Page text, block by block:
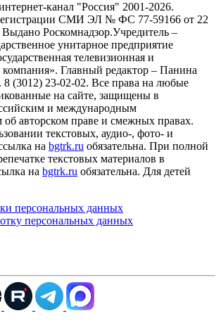
канал "Россия" 2001-2026.
СМИ ЭЛ № ФС 77-59166 от 22
Выдано Роскомнадзор.Учредитель –
унитарное предприятие
телевизионная и
компания». Главный редактор – Панина
8 (3012) 23-02-02. Все права на любые
на сайте, защищены в
и международным
об авторском праве и смежных правах.
текстовых, аудио-, фото- и
на bgtrk.ru обязательна. При полной
текстовых материалов в
на bgtrk.ru обязательна. Для детей
персональных данных
персональных данных